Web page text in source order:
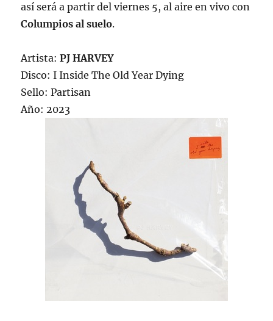
así será a partir del viernes 5, al aire en vivo con
Columpios al suelo.
Artista:PJ HARVEY
Disco: I Inside The Old Year Dying
Sello: Partisan
Año: 2023